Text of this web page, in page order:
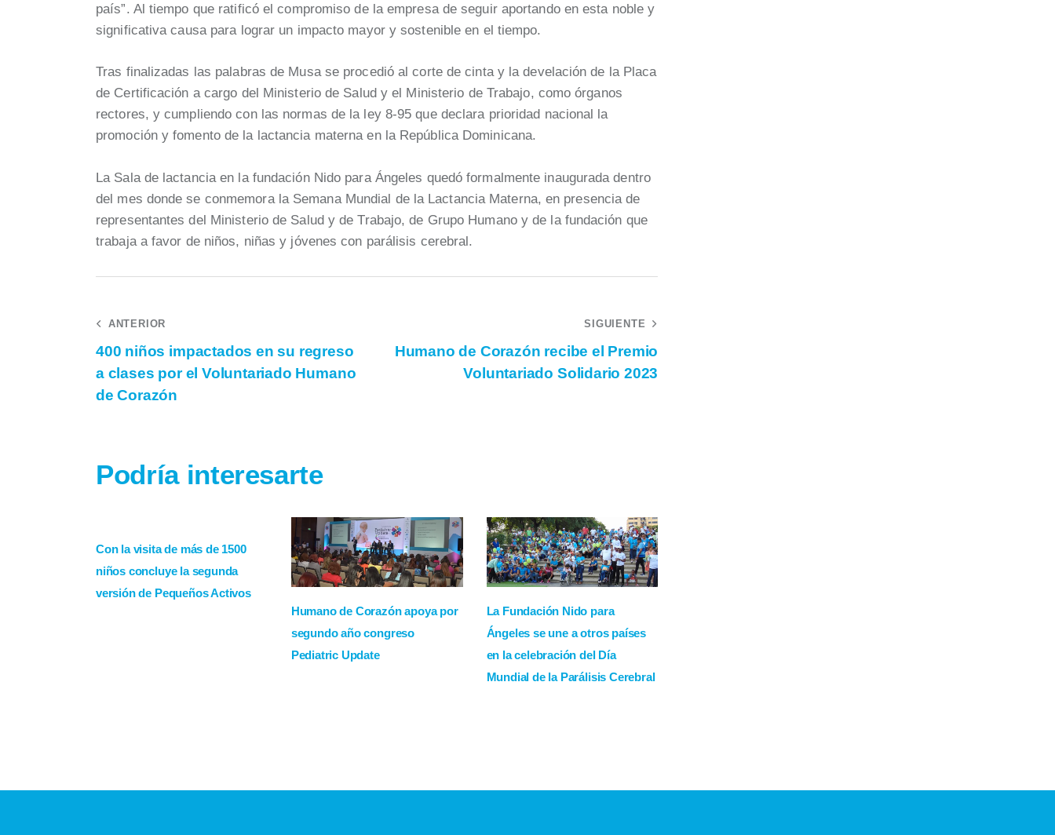
país”. Al tiempo que ratificó el compromiso de la empresa de seguir aportando en esta noble y
significativa causa para lograr un impacto mayor y sostenible en el tiempo.
Tras finalizadas las palabras de Musa se procedió al corte de cinta y la develación de la Placa
de Certificación a cargo del Ministerio de Salud y el Ministerio de Trabajo, como órganos
rectores, y cumpliendo con las normas de la ley 8-95 que declara prioridad nacional la
promoción y fomento de la lactancia materna en la República Dominicana.
La Sala de lactancia en la fundación Nido para Ángeles quedó formalmente inaugurada dentro
del mes donde se conmemora la Semana Mundial de la Lactancia Materna, en presencia de
representantes del Ministerio de Salud y de Trabajo, de Grupo Humano y de la fundación que
trabaja a favor de niños, niñas y jóvenes con parálisis cerebral.
ANTERIOR
400 niños impactados en su regreso
a clases por el Voluntariado Humano
de Corazón
SIGUIENTE
Humano de Corazón recibe el Premio
Voluntariado Solidario 2023
Podría interesarte
Con la visita de más de 1500
niños concluye la segunda
versión de Pequeños Activos
Humano de Corazón apoya por
segundo año congreso
Pediatric Update
La Fundación Nido para
Ángeles se une a otros países
en la celebración del Día
Mundial de la Parálisis Cerebral